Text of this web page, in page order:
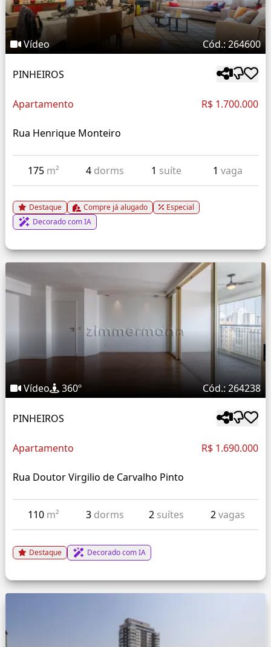
Vídeo Cód.: 264600
PINHEIROS
Apartamento R$ 1.700.000
Rua Henrique Monteiro
175 m² 4 dorms 1 suíte 1 vaga
Destaque Compre já alugado
Especial
Decorado com IA
Vídeo 360º Cód.: 264238
PINHEIROS
Apartamento R$ 1.690.000
Rua Doutor Virgilio de Carvalho Pinto
110 m² 3 dorms 2 suítes 2vagas
Destaque Decorado com IA